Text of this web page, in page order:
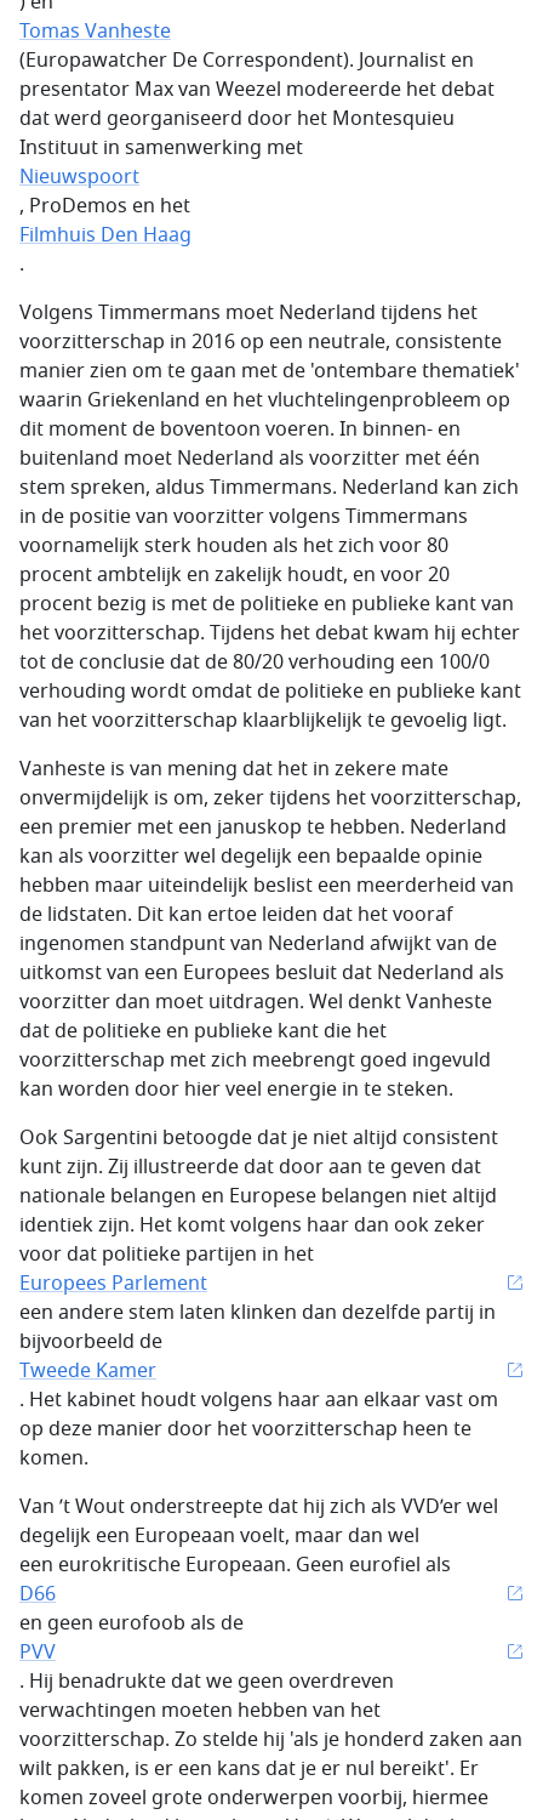
Tomas Vanheste
(Europawatcher De Correspondent). Journalist en
presentator Max van Weezel modereerde het debat
dat werd georganiseerd door het Montesquieu
Instituut in samenwerking met
Nieuwspoort
, ProDemos en het
Filmhuis Den Haag
.
Volgens Timmermans moet Nederland tijdens het
voorzitterschap in 2016 op een neutrale, consistente
manier zien om te gaan met de 'ontembare thematiek'
waarin Griekenland en het vluchtelingenprobleem op
dit moment de boventoon voeren. In binnen- en
buitenland moet Nederland als voorzitter met één
stem spreken, aldus Timmermans. Nederland kan zich
in de positie van voorzitter volgens Timmermans
voornamelijk sterk houden als het zich voor 80
procent ambtelijk en zakelijk houdt, en voor 20
procent bezig is met de politieke en publieke kant van
het voorzitterschap. Tijdens het debat kwam hij echter
tot de conclusie dat de 80/20 verhouding een 100/0
verhouding wordt omdat de politieke en publieke kant
van het voorzitterschap klaarblijkelijk te gevoelig ligt.
Vanheste is van mening dat het in zekere mate
onvermijdelijk is om, zeker tijdens het voorzitterschap,
een premier met een januskop te hebben. Nederland
kan als voorzitter wel degelijk een bepaalde opinie
hebben maar uiteindelijk beslist een meerderheid van
de lidstaten. Dit kan ertoe leiden dat het vooraf
ingenomen standpunt van Nederland afwijkt van de
uitkomst van een Europees besluit dat Nederland als
voorzitter dan moet uitdragen. Wel denkt Vanheste
dat de politieke en publieke kant die het
voorzitterschap met zich meebrengt goed ingevuld
kan worden door hier veel energie in te steken.
Ook Sargentini betoogde dat je niet altijd consistent
kunt zijn. Zij illustreerde dat door aan te geven dat
nationale belangen en Europese belangen niet altijd
identiek zijn. Het komt volgens haar dan ook zeker
voor dat politieke partijen in het
Europees Parlement
een andere stem laten klinken dan dezelfde partij in
bijvoorbeeld de
Tweede Kamer
. Het kabinet houdt volgens haar aan elkaar vast om
op deze manier door het voorzitterschap heen te
komen.
Van ’t Wout onderstreepte dat hij zich als VVD’er wel
degelijk een Europeaan voelt, maar dan wel
een eurokritische Europeaan. Geen eurofiel als
D66
en geen eurofoob als de
PVV
. Hij benadrukte dat we geen overdreven
verwachtingen moeten hebben van het
voorzitterschap. Zo stelde hij 'als je honderd zaken aan
wilt pakken, is er een kans dat je er nul bereikt'. Er
komen zoveel grote onderwerpen voorbij, hiermee